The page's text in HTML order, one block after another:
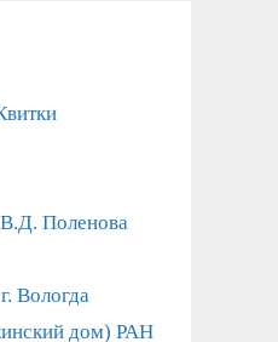
Поленова
Вологда
дом) РАН